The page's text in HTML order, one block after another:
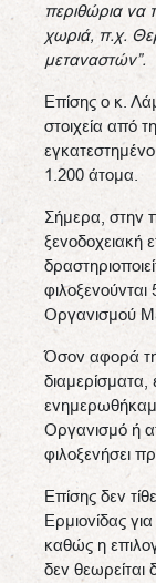
περιθώρια να
χωριά, π.χ.
μεταναστών”.
Επίσης ο κ.
στοιχεία από
1.200 άτομα.
Σήμερα, στην
ξενοδοχειακή
Οργανισμού
Όσον αφορά
διαμερίσματα,
Οργανισμό ή
φιλοξενήσει
Επίσης δεν
Ερμιονίδας
καθώς η
δεν